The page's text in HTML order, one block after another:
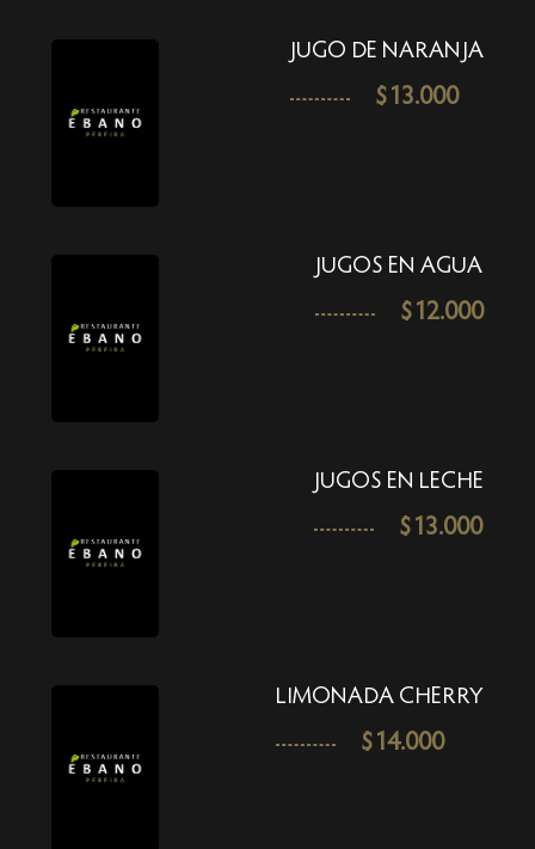
JUGO DE NARANJA
$13.000
JUGOS EN AGUA
$12.000
JUGOS EN LECHE
$13.000
LIMONADA CHERRY
$14.000